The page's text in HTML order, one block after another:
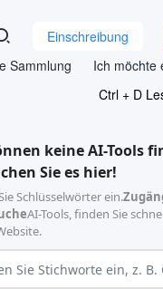
Einschreibung
Sammlung
Ich möchte
keine AI-Tools
Sie es hier!
Schlüsselwörter ein.
AI-Tools, finden Sie